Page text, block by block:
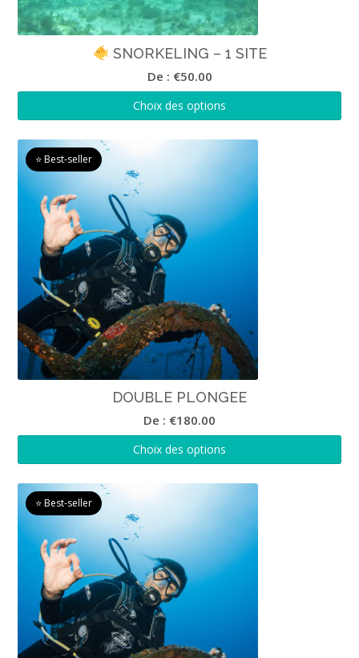
SNORKELING – 1 SITE
De : €50.00
Choix des options
DOUBLE PLONGEE
De : €180.00
Choix des options